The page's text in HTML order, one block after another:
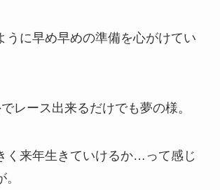
うに早め早めの準備を心がけてい
レース出来るだけでも夢の様。
く来年生きていけるか…って感じ